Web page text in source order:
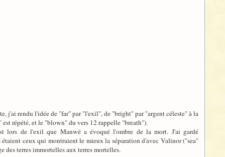
j'ai rendu l'idée de "far" par "l'exil", de "bright" par "argent céleste" à la
répété, et le "blown" du vers 12 rappelle "breath").
lors de l'exil que Manwë a évoqué l'ombre de la mort. J'ai gardé
ceux qui montraient le mieux la séparation d'avec Valinor ("sea"
des terres immortelles aux terres mortelles.